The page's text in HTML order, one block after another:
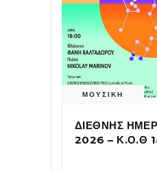
ΜΟΥΣΙΚΗ
ΔΙΕΘΝΗΣ
2026 – Κ.Ο.Θ